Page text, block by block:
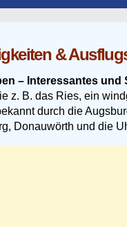
&
– Interessantes und
z. B. das Ries, ein
durch die
Donauwörth und die